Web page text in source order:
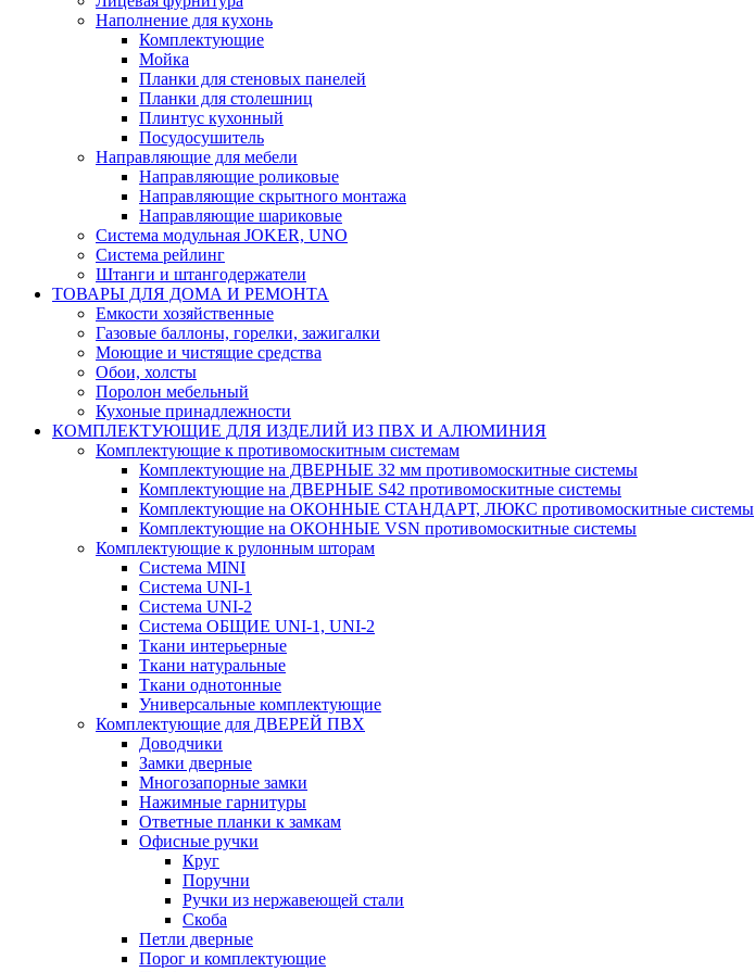
Наполнение для кухонь
Комплектующие
Мойка
Планки для стеновых панелей
Планки для столешниц
Плинтус кухонный
Посудосушитель
Направляющие для мебели
Направляющие роликовые
Направляющие скрытного монтажа
Направляющие шариковые
Система модульная JOKER, UNO
Система рейлинг
Штанги и штангодержатели
ТОВАРЫ ДЛЯ ДОМА И РЕМОНТА
Емкости хозяйственные
Газовые баллоны, горелки, зажигалки
Моющие и чистящие средства
Обои, холсты
Поролон мебельный
Кухоные принадлежности
КОМПЛЕКТУЮЩИЕ ДЛЯ ИЗДЕЛИЙ ИЗ ПВХ И АЛЮМИНИЯ
Комплектующие к противомоскитным системам
Комплектующие на ДВЕРНЫЕ 32 мм противомоскитные системы
Комплектующие на ДВЕРНЫЕ S42 противомоскитные системы
Комплектующие на ОКОННЫЕ СТАНДАРТ, ЛЮКС противомоскитные системы
Комплектующие на ОКОННЫЕ VSN противомоскитные системы
Комплектующие к рулонным шторам
Система MINI
Система UNI-1
Система UNI-2
Система ОБЩИЕ UNI-1, UNI-2
Ткани интерьерные
Ткани натуральные
Ткани однотонные
Универсальные комплектующие
Комплектующие для ДВЕРЕЙ ПВХ
Доводчики
Замки дверные
Многозапорные замки
Нажимные гарнитуры
Ответные планки к замкам
Офисные ручки
Круг
Поручни
Ручки из нержавеющей стали
Скоба
Петли дверные
Порог и комплектующие